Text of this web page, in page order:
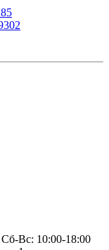
Вс: 10:00-18:00